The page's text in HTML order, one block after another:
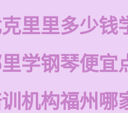
里里多少钱
学钢琴便宜
机构福州哪